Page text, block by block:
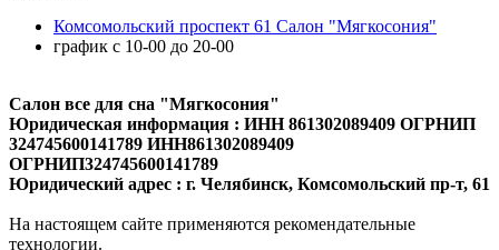
Комсомольский проспект 61 Cалон "Мягкосония"
график с 10-00 до 20-00
Салон все для сна "Мягкосония"
Юридическая информация : ИНН 861302089409 ОГРНИП
324745600141789 ИНН861302089409
ОГРНИП324745600141789
Юридический адрес : г. Челябинск, Комсомольский пр-т, 61
На настоящем сайте применяются рекомендательные
технологии.